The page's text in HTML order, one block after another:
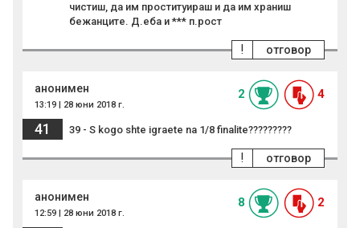
чистиш, да им проституираш и да им храниш
бежанците. Д.ебa и *** п.рост
отговор
!
анонимен
13:19 | 28 юни 2018 г.
2 4
41 39 - S kogo shte igraete na 1/8 finalite?????????
отговор
!
анонимен
12:59 | 28 юни 2018 г.
8 2